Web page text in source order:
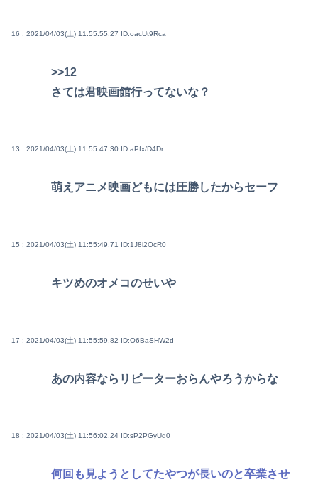
16 : 2021/04/03(土) 11:55:55.27 ID:oacUt9Rca
>>12
さては君映画館行ってないな？
13 : 2021/04/03(土) 11:55:47.30 ID:aPfx/D4Dr
萌えアニメ映画どもには圧勝したからセーフ
15 : 2021/04/03(土) 11:55:49.71 ID:1J8i2OcR0
キツめのオメコのせいや
17 : 2021/04/03(土) 11:55:59.82 ID:O6BaSHW2d
あの内容ならリピーターおらんやろうからな
18 : 2021/04/03(土) 11:56:02.24 ID:sP2PGyUd0
何回も見ようとしてたやつが長いのと卒業させ